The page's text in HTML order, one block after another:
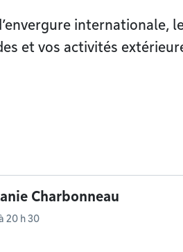
internationale,
et vos activités
Charbonneau
20 h 30